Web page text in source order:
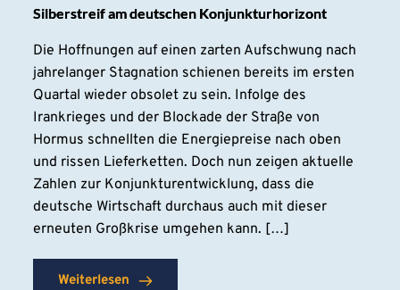
Silberstreif am deutschen Konjunkturhorizont
Die Hoffnungen auf einen zarten Aufschwung nach
jahrelanger Stagnation schienen bereits im ersten
Quartal wieder obsolet zu sein. Infolge des
Irankrieges und der Blockade der Straße von
Hormus schnellten die Energiepreise nach oben
und rissen Lieferketten. Doch nun zeigen aktuelle
Zahlen zur Konjunkturentwicklung, dass die
deutsche Wirtschaft durchaus auch mit dieser
erneuten Großkrise umgehen kann. […]
Weiterlesen